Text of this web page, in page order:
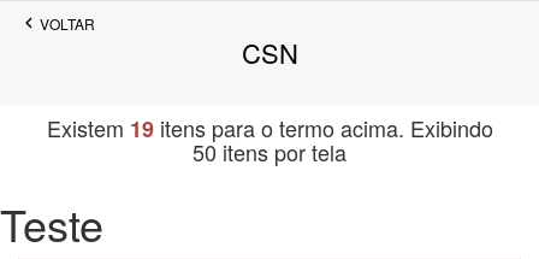
VOLTAR
CSN
Existem 19itens para o termo acima. Exibindo
50 itens por tela
Teste